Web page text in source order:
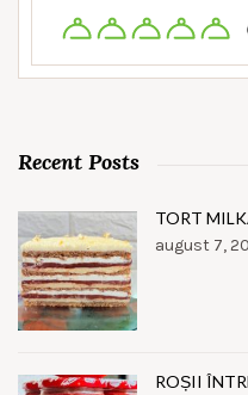
Recent Posts
TORT
august 7,
ROȘII